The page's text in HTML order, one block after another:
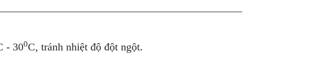
- 300C, tránh nhiệt độ đột ngột.